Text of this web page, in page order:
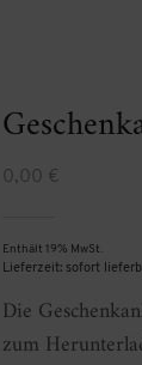
0,00 €
Enthält 19% MwSt.
Lieferzeit: sofort
Die
zum